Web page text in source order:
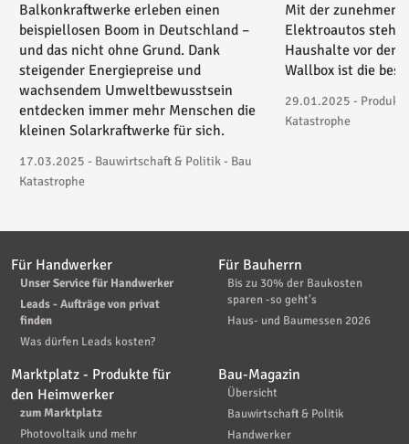
Balkonkraftwerke erleben einen
beispiellosen Boom in Deutschland –
und das nicht ohne Grund. Dank
steigender Energiepreise und
wachsendem Umweltbewusstsein
entdecken immer mehr Menschen die
kleinen Solarkraftwerke für sich.
17.03.2025 - Bauwirtschaft & Politik - Bau
Katastrophe
Mit der
Elektroautos
Haushalte vor der
Wallbox ist die
29.01.2025 -
Katastrophe
Für Handwerker
Unser Service für Handwerker
Leads - Aufträge von privat
finden
Was dürfen Leads kosten?
Für Bauherrn
Bis zu 30% der Baukosten
sparen -so geht's
Haus- und Baumessen 2026
Marktplatz - Produkte für
den Heimwerker
zum Marktplatz
Photovoltaik und mehr
Bau-Magazin
Übersicht
Bauwirtschaft & Politik
Handwerker